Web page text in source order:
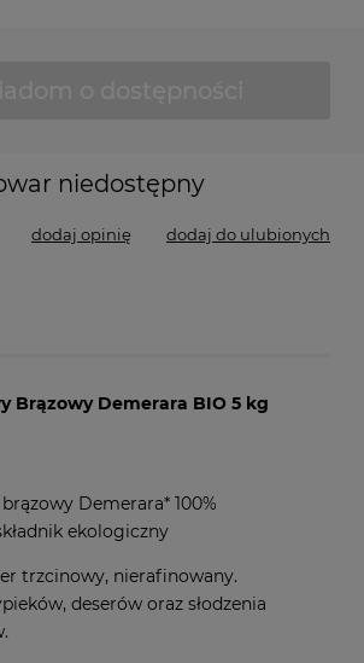
niedostępny
dodaj opinię dodaj do ulubionych
Brązowy Demerara BIO 5 kg
Demerara* 100%
ekologiczny
trzcinowy, nierafinowany.
deserów oraz słodzenia